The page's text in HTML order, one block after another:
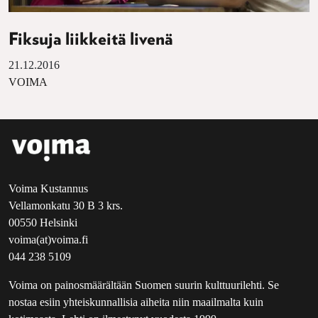
Fiksuja liikkeitä livenä
21.12.2016
VOIMA
Voima Kustannus
Vellamonkatu 30 B 3 krs.
00550 Helsinki
voima(at)voima.fi
044 238 5109
Voima on painosmäärältään Suomen suurin kulttuurilehti. Se
nostaa esiin yhteiskunnallisia aiheita niin maailmalta kuin